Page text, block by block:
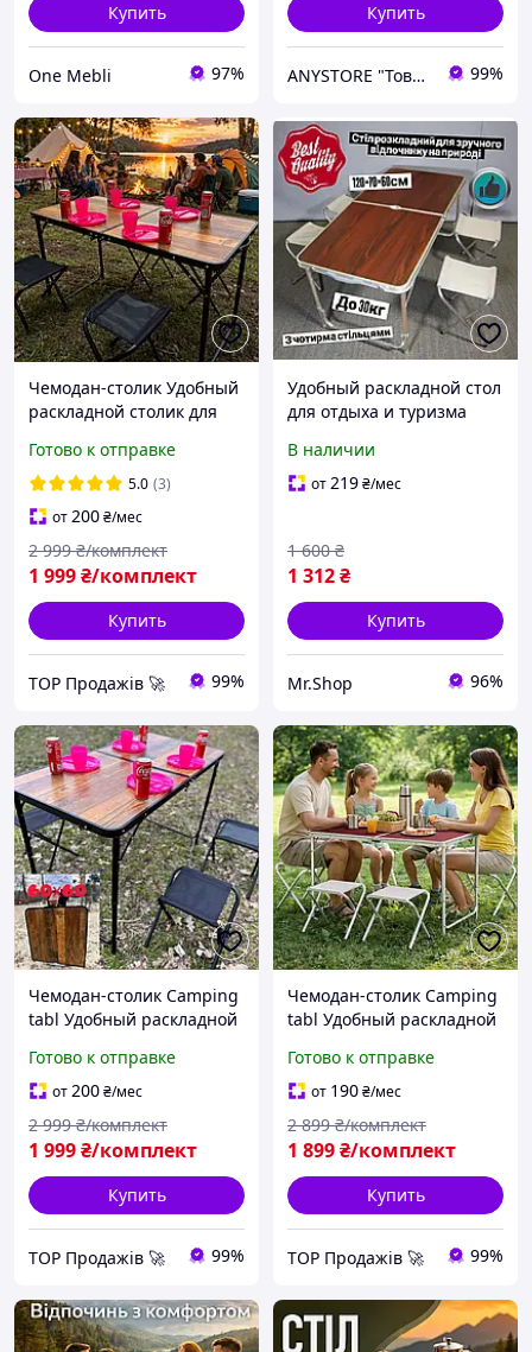
Купить
One Mebli 97%
Купить
ANYSTORE "Товары для дома и активного отдыха" 99%
Чемодан-столик Удобный
раскладной столик для
4 стульчика Стол
раскладной 4стула
Готово к отправке
5.0 (3)
от200₴/мес
1 999₴/комплект
2 999 ₴/комплект
Купить
TOP Продажів 🚀 99%
Удобный раскладной стол
для отдыха и туризма
Кемпинговый складной
столик + 4 стула для
В наличии
от219₴/мес
1 312₴
1 600 ₴
Купить
Mr.Shop 96%
Чемодан-столик Camping
tabl Удобный раскладной
Складной стол и 4
стульчика Стол
раскладной 4стула
Готово к отправке
от200₴/мес
1 999₴/комплект
2 999 ₴/комплект
Купить
TOP Продажів 🚀 99%
Чемодан-столик Camping
tabl Удобный раскладной
Складной стол и 4
стульчика Стол
раскладной 4стула
Готово к отправке
от 190₴/мес
1 899₴/комплект
2 899 ₴/комплект
Купить
TOP Продажів 🚀 99%